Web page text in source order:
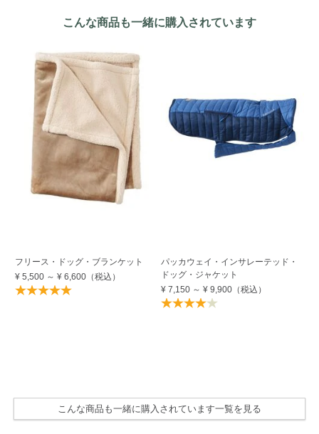
こんな商品も一緒に購入されています
フリース・ドッグ・ブランケット
¥ 5,500～ ¥ 6,600（税込）
パッカウェイ・インサレーテッド・
ドッグ・ジャケット
¥ 7,150 ～ ¥ 9,900 （税込）
こんな商品も一緒に購入されています一覧を見る